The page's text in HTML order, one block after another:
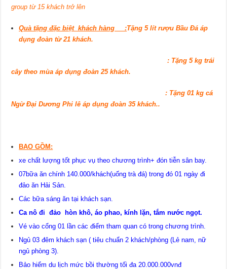
group từ 15 khách trở lên
Quà tặng đặc biệt khách hàng :Tặng 5 lít rượu Bầu Đá áp
dụng đoàn từ 21 khách.
: Tặng 5 kg trái
cây theo mùa áp dụng đoàn 25 khách.
: Tặng 01 kg cá
Ngừ Đại Dương Phi lê áp dụng đoàn 35 khách..
BAO GỒM:
xe chất lượng tốt phục vụ theo chương trình+ đón tiễn sân bay.
07bữa ăn chính 140.000/khách(uống trà đá) trong đó 01 ngày đi
đảo ăn Hải Sản.
Các bữa sáng ăn tại khách sạn.
Ca nô đi đảo hòn khô, áo phao, kính lặn, tắm nước ngọt.
Vé vào cổng 01 lần các điểm tham quan có trong chương trình.
Ngủ 03 đêm khách sạn ( tiêu chuẩn 2 khách/phòng (Lẻ nam, nữ
ngủ phòng 3).
Bảo hiểm du lịch mức bồi thường tối đa 20.000.000vnđ